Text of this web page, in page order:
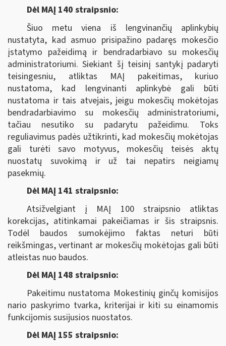
Dėl MAĮ 140 straipsnio:
Šiuo metu viena iš lengvinančių aplinkybių
nustatyta, kad asmuo prisipažino padaręs mokesčio
įstatymo pažeidimą ir bendradarbiavo su mokesčių
administratoriumi. Siekiant šį teisinį santykį padaryti
teisingesniu, atliktas MAĮ pakeitimas, kuriuo
nustatoma, kad lengvinanti aplinkybė gali būti
nustatoma ir tais atvejais, jeigu mokesčių mokėtojas
bendradarbiavimo su mokesčių administratoriumi,
tačiau nesutiko su padarytu pažeidimu. Toks
reguliavimus padės užtikrinti, kad mokesčių mokėtojas
gali turėti savo motyvus, mokesčių teisės aktų
nuostatų suvokimą ir už tai nepatirs neigiamų
pasekmių.
Dėl MAĮ 141 straipsnio:
Atsižvelgiant į MAĮ 100 straipsnio atliktas
korekcijas, atitinkamai pakeičiamas ir šis straipsnis.
Todėl baudos sumokėjimo faktas neturi būti
reikšmingas, vertinant ar mokesčių mokėtojas gali būti
atleistas nuo baudos.
Dėl MAĮ 148 straipsnio:
Pakeitimu nustatoma Mokestinių ginčų komisijos
nario paskyrimo tvarka, kriterijai ir kiti su einamomis
funkcijomis susijusios nuostatos.
Dėl MAĮ 155 straipsnio: